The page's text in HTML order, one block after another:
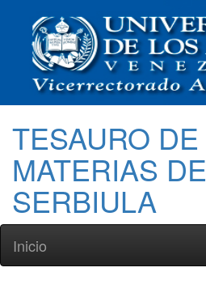
TESAURO DE
MATERIAS DE
SERBIULA
Inicio